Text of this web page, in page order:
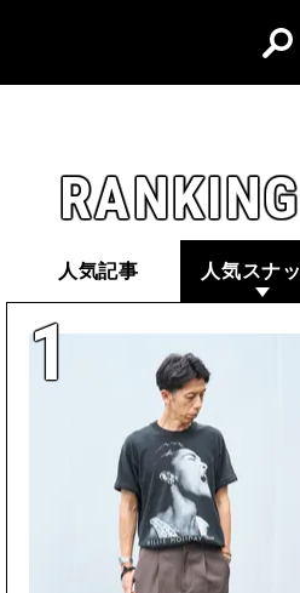
RANKING
人気記事 人気スナ